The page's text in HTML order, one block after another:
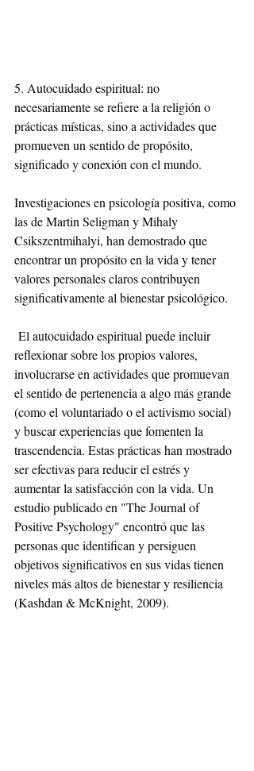
5. Autocuidado espiritual: no
necesariamente se refiere a la religión o
prácticas místicas, sino a actividades que
promueven un sentido de propósito,
significado y conexión con el mundo.
Investigaciones en psicología positiva, como
las de Martin Seligman y Mihaly
Csikszentmihalyi, han demostrado que
encontrar un propósito en la vida y tener
valores personales claros contribuyen
significativamente al bienestar psicológico.
El autocuidado espiritual puede incluir
reflexionar sobre los propios valores,
involucrarse en actividades que promuevan
el sentido de pertenencia a algo más grande
(como el voluntariado o el activismo social)
y buscar experiencias que fomenten la
trascendencia. Estas prácticas han mostrado
ser efectivas para reducir el estrés y
aumentar la satisfacción con la vida. Un
estudio publicado en "The Journal of
Positive Psychology" encontró que las
personas que identifican y persiguen
objetivos significativos en sus vidas tienen
niveles más altos de bienestar y resiliencia
(Kashdan & McKnight, 2009).